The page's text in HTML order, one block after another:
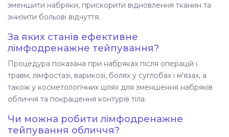
зменшити набряки, прискорити відновлення тканин та
знизити больові відчуття.
За яких станів ефективне
лімфодренажне тейпування?
Процедура показана при набряках після операцій і
травм, лімфостазі, варикозі, болях у суглобах і м'язах, а
також у косметологічних цілях для зменшення набряків
обличчя та покращення контурів тіла.
Чи можна робити лімфодренажне
тейпування обличчя?